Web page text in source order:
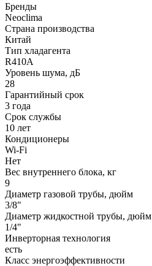
Бренды
Neoclima
Страна производства
Китай
Тип хладагента
R410A
Уровень шума, дБ
28
Гарантийный срок
3 года
Срок службы
10 лет
Кондиционеры
Wi-Fi
Нет
Вес внутреннего блока, кг
9
Диаметр газовой трубы, дюйм
3/8"
Диаметр жидкостной трубы, дюйм
1/4"
Инверторная технология
есть
Класс энергоэффективности